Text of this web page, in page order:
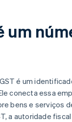
um
é um
conecta essa
bens e serviços
a autoridade